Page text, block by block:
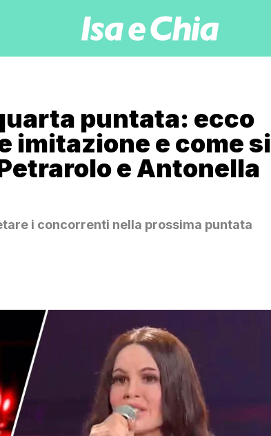
puntata: ecco
imitazione e come si
e Antonella
i concorrenti nella prossima puntata